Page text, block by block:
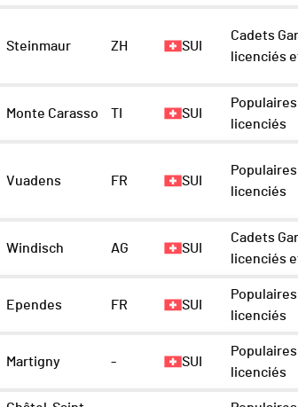
Steinmaur ZH SUI
Cadets
licenciés
Monte Carasso TI SUI
licenciés
Vuadens FR SUI
licenciés
Windisch AG SUI
Cadets
licenciés
Ependes FR SUI
licenciés
Martigny - SUI
licenciés